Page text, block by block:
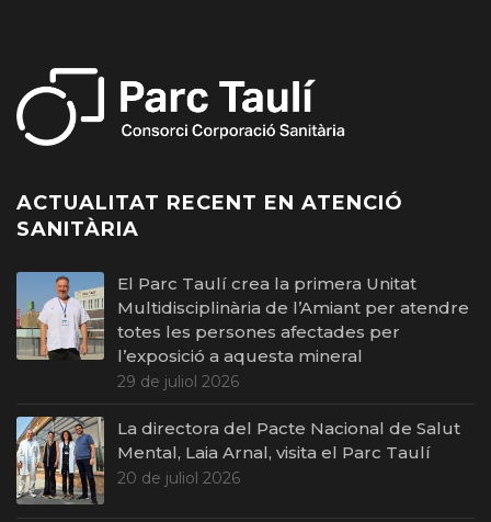
ACTUALITAT RECENT EN ATENCIÓ
SANITÀRIA
El Parc Taulí crea la primera Unitat
Multidisciplinària de l’Amiant per atendre
totes les persones afectades per
l’exposició a aquesta mineral
29 de juliol 2026
La directora del Pacte Nacional de Salut
Mental, Laia Arnal, visita el Parc Taulí
20 de juliol 2026